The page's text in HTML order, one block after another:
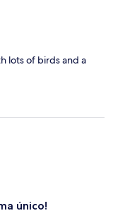
lots of birds and a
único!